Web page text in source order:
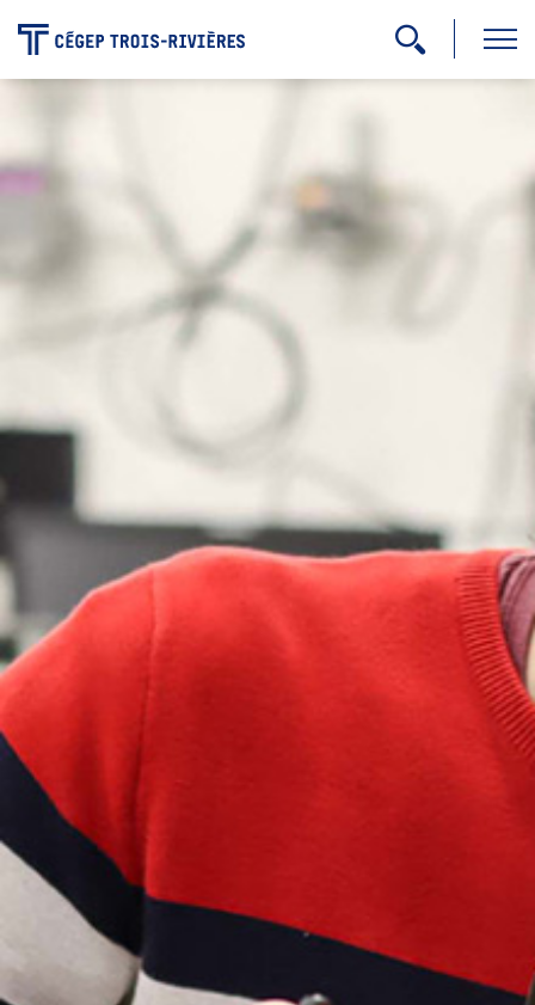
Programmes
Admission
Zone étudiante
Formation continue
Carrière
Pour les entreprises
Notre collège
Services à la population
Stages et emplois pour étudiants
Communications